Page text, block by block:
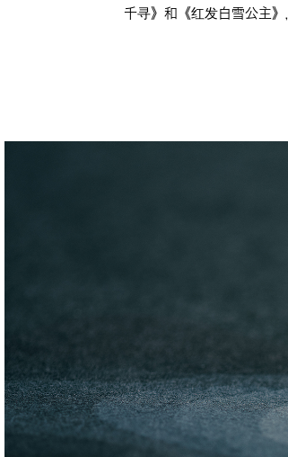
千寻》和《红发白雪公主